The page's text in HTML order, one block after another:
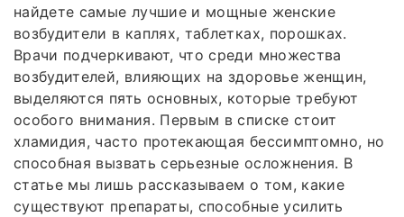
найдете самые лучшие и мощные женские
возбудители в каплях, таблетках, порошках.
Врачи подчеркивают, что среди множества
возбудителей, влияющих на здоровье женщин,
выделяются пять основных, которые требуют
особого внимания. Первым в списке стоит
хламидия, часто протекающая бессимптомно, но
способная вызвать серьезные осложнения. В
статье мы лишь рассказываем о том, какие
существуют препараты, способные усилить